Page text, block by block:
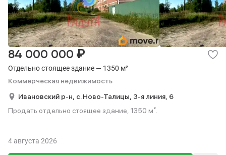
Отдельно стоящее здание — 1350 м²
Коммерческая недвижимость
84 000 000 ₽
Ивановский р-н, с. Ново-Талицы, 3-я линия, 6
Продать отдельно стоящее здание, 1350 м².
4 августа 2026